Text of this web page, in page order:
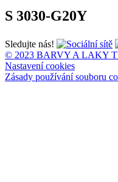
S 3030-G20Y
Sledujte nás!
© 2023 BARVY A LAKY
Nastavení cookies
Zásady používání souboru